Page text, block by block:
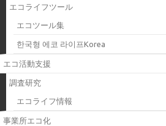
エコライフツール
エコツール集
한국형 에코 라이프Korea
エコ活動支援
調査研究
エコライフ情報
事業所エコ化